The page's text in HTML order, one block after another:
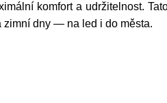
komfort a udržitelnost.
zimní dny — na led i do města.